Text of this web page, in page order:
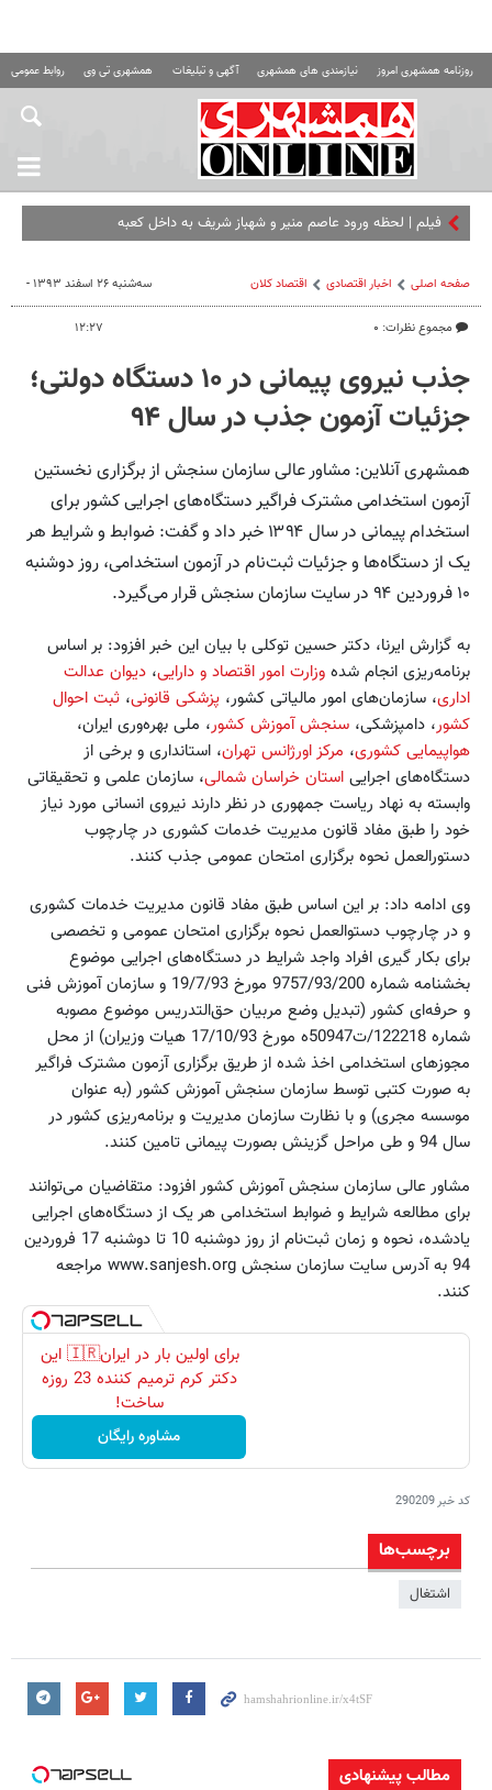
روزنامه همشهری امروز نیازمندی های همشهری آگهی و تبلیغات همشهری تی وی روابط عمومی
فیلم | لحظه ورود عاصم منیر و شهباز شریف به داخل کعبه
صفحه اصلی اخبار اقتصادی اقتصاد كلان
مجموع نظرات: ۰
سه‌شنبه ۲۶ اسفند ۱۳۹۳ -
۱۲:۲۷
جذب نیروی پیمانی در ۱۰ دستگاه دولتی؛
جزئیات آزمون جذب در سال ۹۴
همشهری آنلاین: مشاور عالی سازمان سنجش از برگزاری نخستین
آزمون استخدامی مشترک فراگیر دستگاه‌های اجرایی کشور برای
استخدام پیمانی در سال ۱۳۹۴ خبر داد و گفت: ضوابط و شرایط هر
یک از دستگاه‌ها و جزئیات ثبت‌نام در آزمون استخدامی، روز دوشنبه
۱۰ فروردین ۹۴ در سایت سازمان سنجش قرار می‌گیرد.
به گزارش ايرنا، دكتر حسین توکلی با بيان اين خبر افزود: بر اساس
برنامه‌ریزی انجام شده وزارت امور اقتصاد و دارایی، دیوان عدالت
اداری، سازمان‌های امور مالیاتی کشور، پزشکی قانونی، ثبت احوال
کشور، دامپزشکی، سنجش آموزش کشور، ملی بهره‌وری ایران،
هواپیمایی کشوری، مرکز اورژانس تهران، استانداری و برخی از
دستگاه‌های اجرایی استان خراسان شمالی، سازمان علمی و تحقیقاتی
وابسته به نهاد ریاست جمهوری در نظر دارند نیروی انسانی مورد نیاز
خود را طبق مفاد قانون مدیریت خدمات کشوری در چارچوب
دستورالعمل نحوه برگزاری امتحان عمومی جذب کنند.
وی ادامه داد: بر این اساس طبق مفاد قانون مدیریت خدمات کشوری
و در چارچوب دستوالعمل نحوه برگزاری امتحان عمومی و تخصصی
برای بکار گیری افراد واجد شرایط در دستگاه‌های اجرایی موضوع
بخشنامه شماره 9757/93/200 مورخ 19/7/93 و سازمان آموزش فنی
و حرفه‌ای کشور (تبدیل وضع مربیان حق‌التدریس موضوع مصوبه
شماره 122218/ت50947ه مورخ 17/10/93 هیات وزیران) از محل
مجوزهای استخدامی اخذ شده از طریق برگزاری آزمون مشترک فراگیر
به صورت کتبی توسط سازمان سنجش آموزش کشور (به عنوان
موسسه مجری) و با نظارت سازمان مدیریت و برنامه‌ریزی کشور در
سال 94 و طی مراحل گزینش بصورت پیمانی تامین کنند.
مشاور عالی سازمان سنجش آموزش کشور افزود: متقاضیان می‌توانند
برای مطالعه شرایط و ضوابط استخدامی هر یک از دستگاه‌های اجرایی
یادشده، نحوه و زمان ثبت‌نام از روز دوشنبه 10 تا دوشنبه 17 فروردین
94 به آدرس سایت سازمان سنجش www.sanjesh.org مراجعه
کنند.
برای اولین بار در ایران🇮🇷 این
دکتر کرم ترمیم کننده 23 روزه
ساخت!
مشاوره رایگان
کد خبر290209
برچسب‌ها
اشتغال
مطالب پیشنهادی